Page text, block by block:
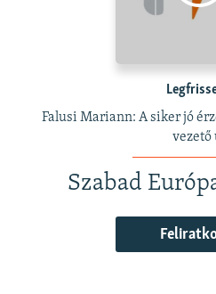
Falusi Mariann: A siker jó
vezető
Szabad